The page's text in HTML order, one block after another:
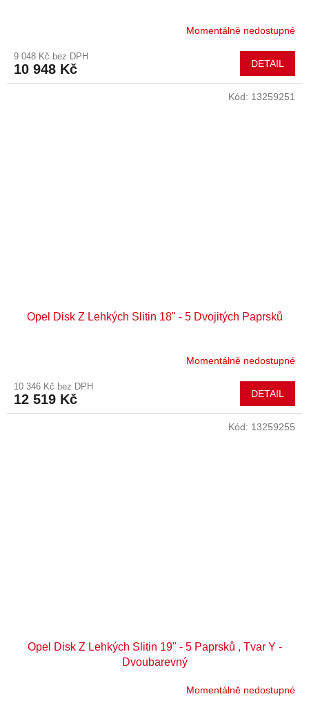
Momentálně nedostupné
9 048 Kč bez DPH
10 948 Kč DETAIL
Opel Disk Z Lehkých Slitin 18" - 5 Dvojitých Paprsků
Momentálně nedostupné
10 346 Kč bez DPH
12 519 Kč DETAIL
Kód: 13259251
Opel Disk Z Lehkých Slitin 19" - 5 Paprsků , Tvar Y -
Dvoubarevný
Momentálně nedostupné
Kód: 13259255